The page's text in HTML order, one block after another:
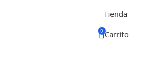
Tienda
0 Carrito